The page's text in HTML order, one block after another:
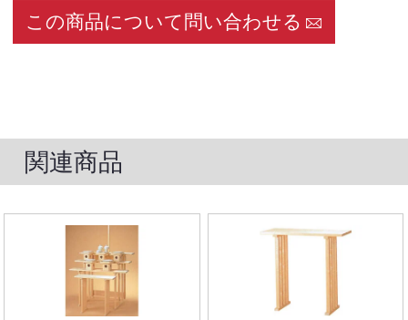
この商品について問い合わせる
関連商品